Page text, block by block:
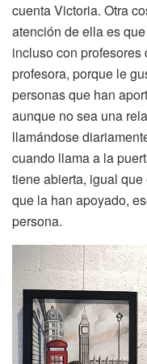
cuenta Victoria. Otra
atención de ella es
incluso con
profesora, porque le
personas que han
aunque no sea una
llamándose
cuando llama a la
tiene abierta, igual
que la han apoyado,
persona.